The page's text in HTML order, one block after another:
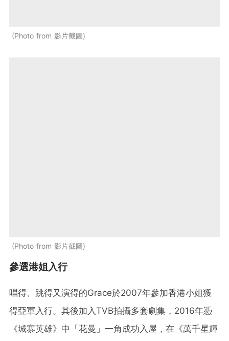
Photo from 影片截圖
Photo from 影片截圖
參選港姐入行
唱得、跳得又演得的Grace於2007年參加香港小姐獲
得亞軍入行。其後加入TVB拍攝多套劇集，2016年憑
《城寨英雄》中「花曼」一角成功入屋，在《萬千星輝